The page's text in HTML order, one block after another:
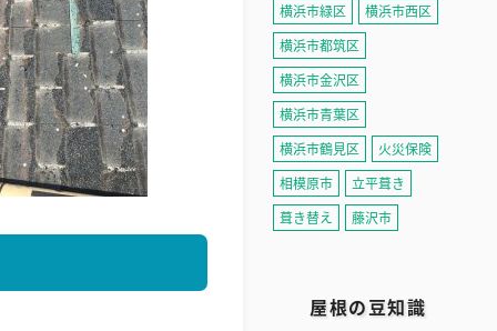
横浜市緑区
横浜市西区
横浜市都筑区
横浜市金沢区
横浜市青葉区
横浜市鶴見区
火災保険
相模原市
立平葺き
葺き替え
藤沢市
屋根の豆知識